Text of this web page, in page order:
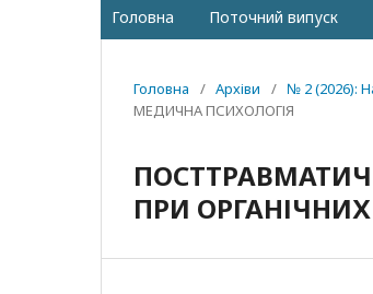
Головна Поточний випуск
Головна / Архіви / № 2 (2026):
МЕДИЧНА ПСИХОЛОГІЯ
ПРИ